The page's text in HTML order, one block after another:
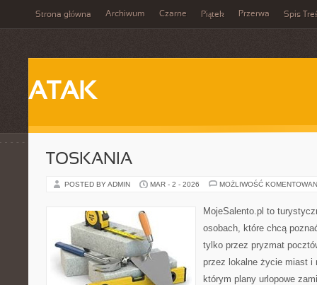
Strona główna Archiwum Czarne Piątek Przerwa Spis
ATAK
TOSKANIA
POSTED BY ADMIN MAR - 2 - 2026 MOŻLIWOŚĆ
MojeSalento.pl to
osobach, które chcą
tylko przez pryzmat
przez lokalne życie miast i
którym plany urlopowe